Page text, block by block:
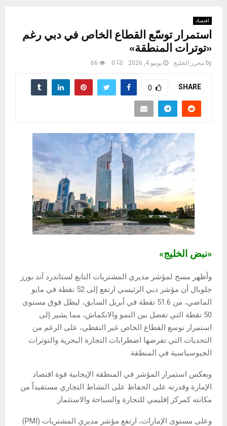
اقتصاد
استمرار توسّع القطاع الخاص في دبي رغم
«توترات المنطقة»
by محرر الخليج يونيو 4, 2026 0
66
SHARE
0
«نبض الخليج»
وأظهر مسح لمؤشر مديري المشتريات التابع لستاندرد آند بورز
جلوبال أن مؤشر دبي الرئيسي ارتفع إلى 52 نقطة في مايو
الماضي، من 51.6 نقطة في أبريل السابق، ليظل فوق مستوى
50 نقطة التي تفصل بين النمو والانكماش، مما يشير إلى
استمرار توسع القطاع الخاص غير النفطي، على الرغم من
التحديات التي تفرضها اضطرابات التجارة البحرية والتوترات
الجيوسياسية في المنطقة.
ويعكس استمرار المؤشر في المنطقة الإيجابية قوة اقتصاد
الإمارة وقدرته على الحفاظ على النشاط التجاري مستفيداً من
مكانته كمركز إقليمي للتجارة والسياحة والاستثمار.
وعلى مستوى الإمارات، ارتفع مؤشر مديري المشتريات (PMI)